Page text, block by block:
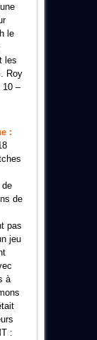
le
les
Roy
10 –
:
de
pas
jeu
à
: